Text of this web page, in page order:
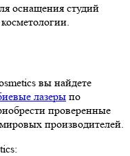
оснащения студий
вы найдете
лазеры по
проверенные
производителей.